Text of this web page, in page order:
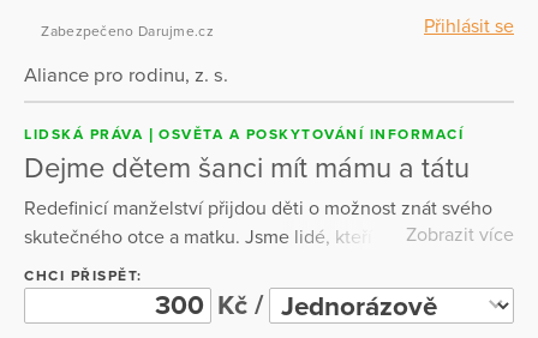
Přihlásit se
Zabezpečeno Darujme.cz
Aliance pro rodinu, z. s.
LIDSKÁ PRÁVA OSVĚTA A POSKYTOVÁNÍ INFORMACÍ
Dejme dětem šanci mít mámu a tátu
Redefinicí manželství přijdou děti o možnost znát svého
skutečného otce a matku. Jsme lidé, kteří věří, že
základem zdravé budoucnosti je upřednostnění a podpora
klasického modelu rodiny a že každé dítě by mělo dostat
alespoň šanci vyrůstat ve stabilní rodině se svou
Zobrazit více
CHCI PŘISPĚT:
Kč /